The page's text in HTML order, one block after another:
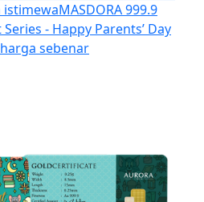
istimewaMASDORA 999.9
- Happy Parents’ Day
sebenar